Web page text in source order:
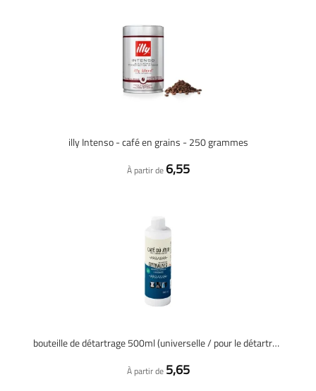
illy Intenso - café en grains - 250 grammes
À partir de 6,55
bouteille de détartrage 500ml (universelle / pour le détartrage 4x)
À partir de 5,65